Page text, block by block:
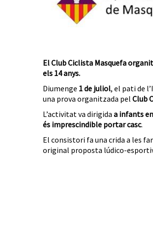
El Club Ciclista Masquefa
els 14 anys.
Diumenge 1 de juliol, el pati de
una prova organitzada pel Club
L’activitat va dirigida a infants
és imprescindible portar casc.
El consistori fa una crida a les
original proposta lúdico-